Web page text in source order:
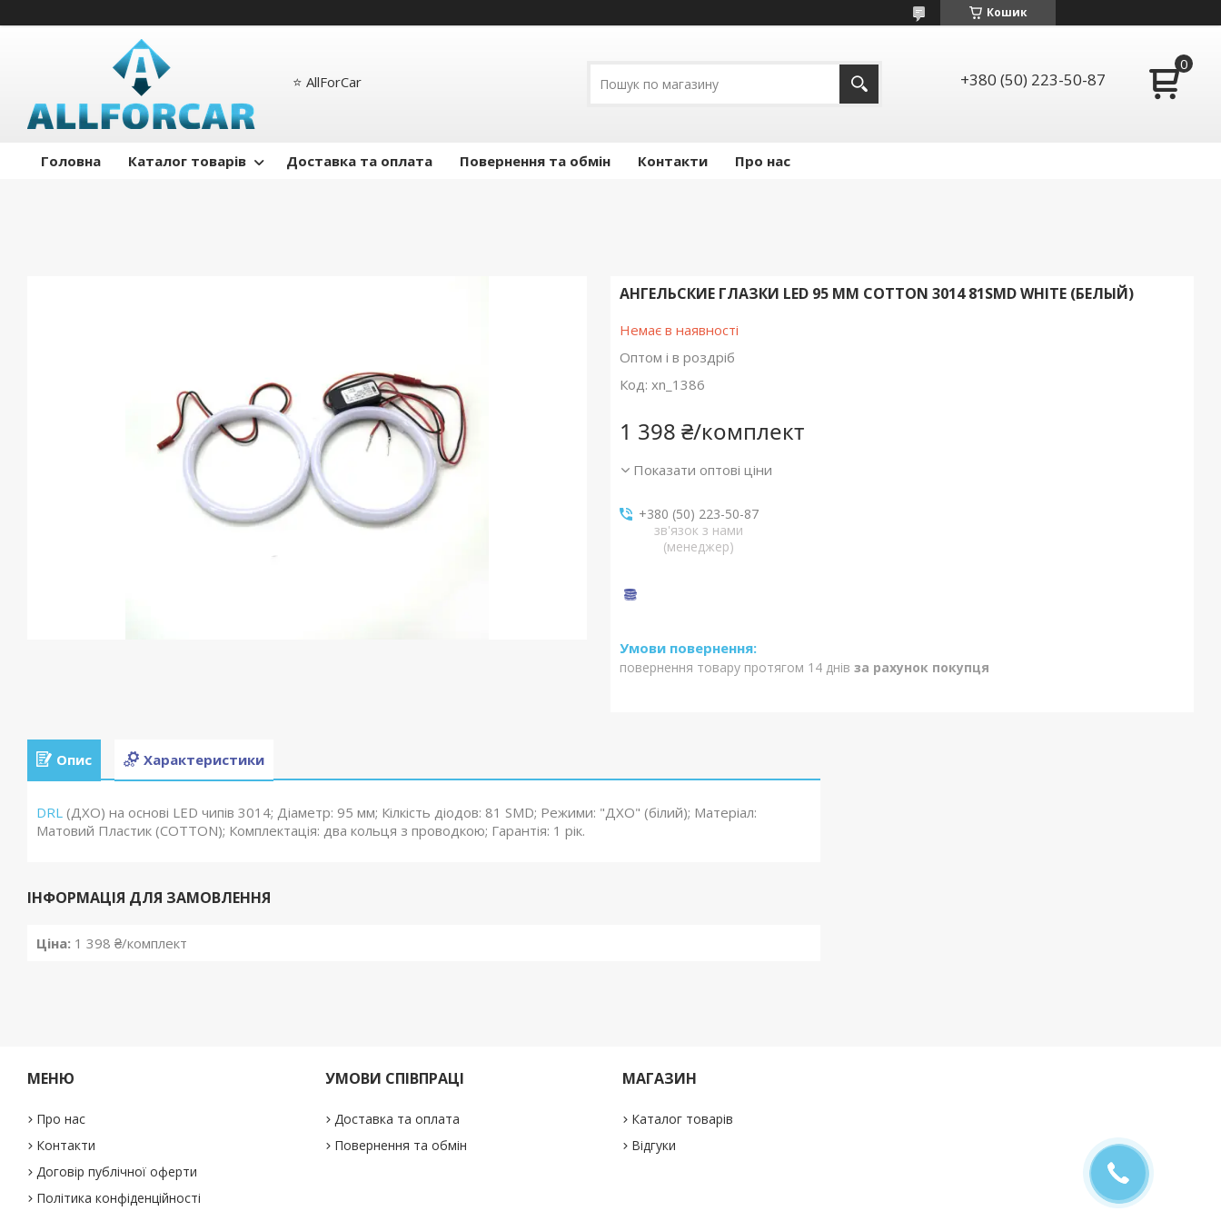
Кошик
⭐️ AllForCar +380 (50) 223-50-87
Головна Каталог товарів Доставка та оплата Повернення та обмін Контакти Про нас
АНГЕЛЬСКИЕ ГЛАЗКИ LED 95 ММ COTTON 3014 81SMD WHITE (БЕЛЫЙ)
Немає в наявності
Оптом і в роздріб
Код: xn_1386
1 398 ₴/комплект
Показати оптові ціни
+380 (50) 223-50-87
зв'язок з нами
(менеджер)
повернення товару протягом 14 днів за рахунок покупця
Опис Характеристики
DRL (ДХО) на основі LED чипів 3014; Діаметр: 95 мм; Кілкість діодов: 81 SMD; Режими: "ДХО" (білий); Матеріал:
Матовий Пластик (COTTON); Комплектація: два кольця з проводкою; Гарантія: 1 рік.
ІНФОРМАЦІЯ ДЛЯ ЗАМОВЛЕННЯ
Ціна: 1 398 ₴/комплект
МЕНЮ
Про нас
Контакти
Договір публічної оферти
Політика конфіденційності
УМОВИ СПІВПРАЦІ
Доставка та оплата
Повернення та обмін
МАГАЗИН
Каталог товарів
Відгуки